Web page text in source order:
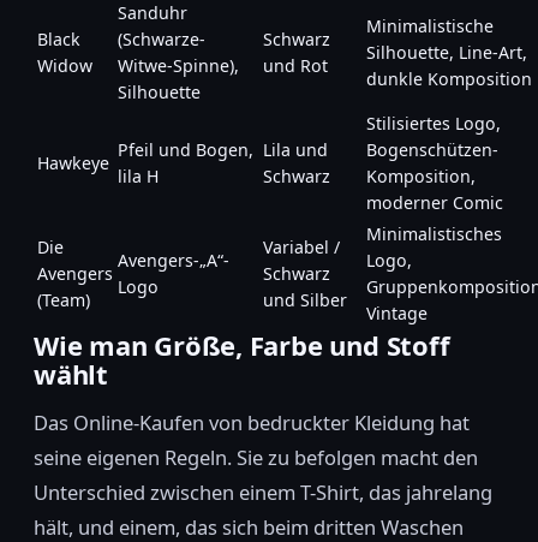
Black
Widow
Sanduhr
(Schwarze-
Witwe-Spinne),
Silhouette
Schwarz
und Rot
Minimalistische
Silhouette, Line-Art,
dunkle Komposition
Hawkeye
Pfeil und Bogen,
lila H
Lila und
Schwarz
Stilisiertes Logo,
Bogenschützen-
Komposition,
moderner Comic
Die
Avengers
(Team)
Avengers-„A“-
Logo
Variabel /
Schwarz
und Silber
Minimalistisches
Logo,
Vintage
Wie man Größe, Farbe und Stoff
wählt
Das Online-Kaufen von bedruckter Kleidung hat
seine eigenen Regeln. Sie zu befolgen macht den
Unterschied zwischen einem T-Shirt, das jahrelang
hält, und einem, das sich beim dritten Waschen